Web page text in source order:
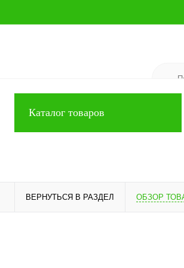
Каталог товаров
ВЕРНУТЬСЯ В РАЗДЕЛ ОБЗОР